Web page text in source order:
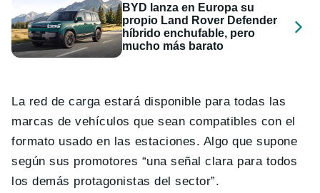
BYD lanza en Europa su
propio Land Rover Defender
híbrido enchufable, pero
mucho más barato
La red de carga estará disponible para todas las
marcas de vehículos que sean compatibles con el
formato usado en las estaciones. Algo que supone
según sus promotores “una señal clara para todos
los demás protagonistas del sector”.